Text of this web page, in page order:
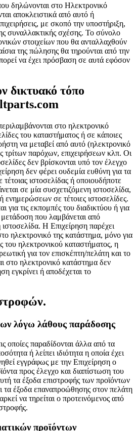
δηλώνονται στο Ηλεκτρονικό
αποκλειστικά από αυτό ή
με σκοπό την υποστήριξη,
συναλλακτικής σχέσης. Το σύνολο
στοιχείων που θα ανταλλαχθούν
της πώλησης θα τηρούνται από την
να έχει πρόσβαση σε αυτά εφόσον
δικτυακό τόπο
στο ηλεκτρονικό
του καταστήματος ή σε κάποιες
να μεταβεί από αυτό (ηλεκτρονικό
τρίτων παρόχων, επιχειρήσεων κλπ. Οι
δεν βρίσκονται υπό τον έλεγχο
δεν φέρει ουδεμία ευθύνη για τα
ιστοσελίδας ή οποιουδήποτε
σε μία συσχετιζόμενη ιστοσελίδα,
σε τέτοιες ιστοσελίδες.
για τις εκπομπές του διαδικτύου ή για
που λαμβάνεται από
Η Επιχείρηση παρέχει
ηλεκτρονικό της κατάστημα, μόνο για
του ηλεκτρονικού καταστήματος, η
για τον επισκέπτη/πελάτη και το
στο ηλεκτρονικό κατάστημα δεν
εγκρίνει ή αποδέχεται το
λόγω λάθους παράδοσης
οποίες παραδίδονται άλλα από τα
ή λείπει ιδιότητα η οποία έχει
εγγράφως με την Επιχείρηση ο
προς έλεγχο και διαπίστωση του
τα έξοδα επιστροφής των προϊόντων
τα έξοδα επαναπροώθησης στον πελάτη
να τηρείται ο προτεινόμενος από
προϊόντων